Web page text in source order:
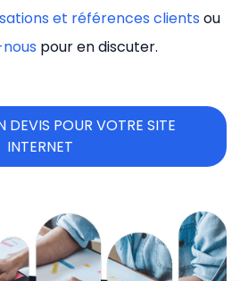
et références clients ou
pour en discuter.
DEVIS POUR VOTRE SITE
INTERNET